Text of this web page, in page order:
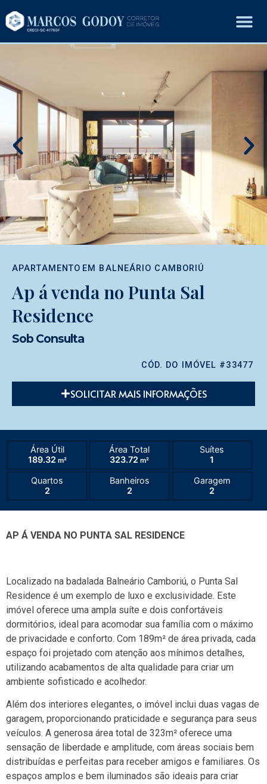
APARTAMENTO EM BALNEÁRIO CAMBORIÚ
Ap á venda no Punta Sal
Residence
Sob Consulta
CÓD. DO IMÓVEL #33477
SOLICITAR MAIS INFORMAÇÕES
Área Útil
189.32 m²
Área Total
323.72 m²
Suítes
1
Quartos
2
Banheiros
2
Garagem
2
AP Á VENDA NO PUNTA SAL RESIDENCE
Localizado na badalada Balneário Camboriú, o Punta Sal
Residence é um exemplo de luxo e exclusividade. Este
imóvel oferece uma ampla suíte e dois confortáveis
dormitórios, ideal para acomodar sua família com o máximo
de privacidade e conforto. Com 189m² de área privada, cada
espaço foi projetado com atenção aos mínimos detalhes,
utilizando acabamentos de alta qualidade para criar um
ambiente sofisticado e acolhedor.
Além dos interiores elegantes, o imóvel inclui duas vagas de
garagem, proporcionando praticidade e segurança para seus
veículos. A generosa área total de 323m² oferece uma
sensação de liberdade e amplitude, com áreas sociais bem
distribuídas e perfeitas para receber amigos e familiares. Os
espaços amplos e bem iluminados são ideais para criar